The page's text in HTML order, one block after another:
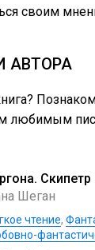
своим
АВТОРА
любимым
Шеган
чтение,